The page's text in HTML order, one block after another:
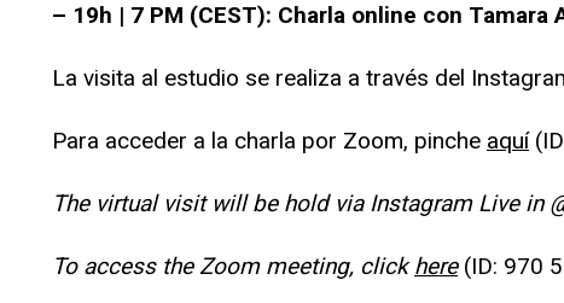
– 19h | 7 PM (CEST): Charla online con
La visita al estudio se realiza a través del
Para acceder a la charla por Zoom, pinche aquí
The virtual visit will be hold via Instagram Live in
To access the Zoom meeting, clickhere(ID: 970